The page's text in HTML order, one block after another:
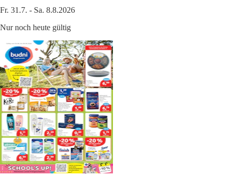
Fr. 31.7. - Sa. 8.8.2026
Nur noch heute gültig